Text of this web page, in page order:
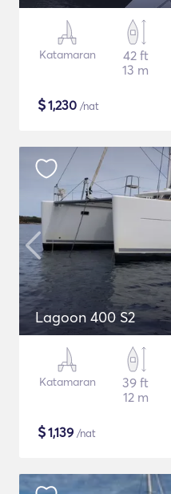
Katamaran
42 ft
13 m
$1,230 /nat
Lagoon 400 S2
Katamaran
39 ft
12 m
$1,139 /nat